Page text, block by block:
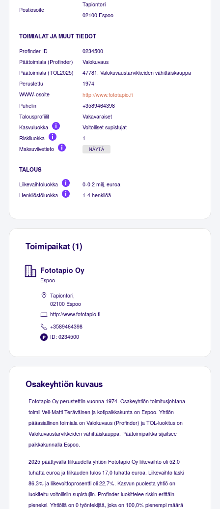
Postiosoite
Tapiontori
02100 Espoo
TOIMIALAT JA MUUT TIEDOT
Profinder ID
0234500
Päätoimiala (Profinder)
Valokuvaus
Päätoimiala (TOL2025)
47781. Valokuvaustarvikkeiden vähittäiskauppa
Perustettu
1974
WWW-osoite
http://www.fototapio.fi
Puhelin
+3589464398
Talousprofiilit
Vakavaraiset
Kasvuluokka
Voitolliset supistujat
Riskiluokka
1
Maksuviivetieto
NÄYTÄ
TALOUS
Liikevaihtoluokka
0-0.2 milj. euroa
Henkilöstöluokka
1-4 henkilöä
Toimipaikat (1)
Fototapio Oy
Espoo
Tapiontori,
02100 Espoo
http://www.fototapio.fi
+3589464398
ID: 0234500
Osakeyhtiön kuvaus
Fototapio Oy perustettiin vuonna 1974. Osakeyhtiön toimitusjohtana
toimii Veli-Matti Teräväinen ja kotipaikkakunta on Espoo. Yhtiön
pääasiallinen toimiala on Valokuvaus (Profinder) ja TOL-luokitus on
Valokuvaustarvikkeiden vähittäiskauppa. Päätoimipaikka sijaitsee
paikkakunnalla Espoo.
2025 päättyvällä tilikaudella yhtiön Fototapio Oy liikevaihto oli 52,0
tuhatta euroa ja tilikauden tulos 17,0 tuhatta euroa. Liikevaihto laski
86,3% ja liikevoittoprosentti oli 22,7%. Kasvun puolesta yhtiö on
luokiteltu voitollisiin supistujiin. Profinder luokittelee riskin erittäin
pieneksi. Yhtiöllä on 0 työntekijää, joka on 100,0% pienempi määrä